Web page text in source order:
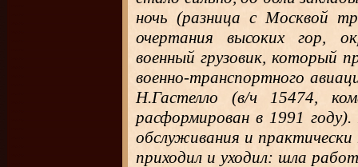
ночь (разница с Москвой
очертания высоких гор,
военный грузовик, который
военно-транспортного
Н.Гастелло (в/ч 15474,
расформирован в 1991
обслуживания и
приходил и уходил: шла